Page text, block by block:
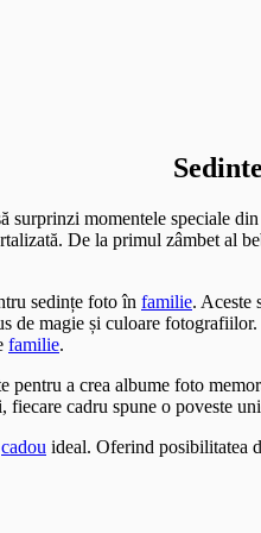
surprinzi momentele speciale
De la primul zâmbet al
sedințe foto în familie. Aceste
de magie și culoare
familie.
pentru a crea albume foto
cadru spune o poveste
cadou ideal. Oferind posibilitatea